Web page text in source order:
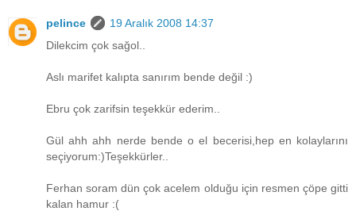
pelince
19 Aralık 2008 14:37
Dilekcim çok sağol..
Aslı marifet kalıpta sanırım bende değil :)
Ebru çok zarifsin teşekkür ederim..
Gül ahh ahh nerde bende o el becerisi,hep en kolaylarını
seçiyorum:)Teşekkürler..
Ferhan soram dün çok acelem olduğu için resmen çöpe gitti
kalan hamur :(